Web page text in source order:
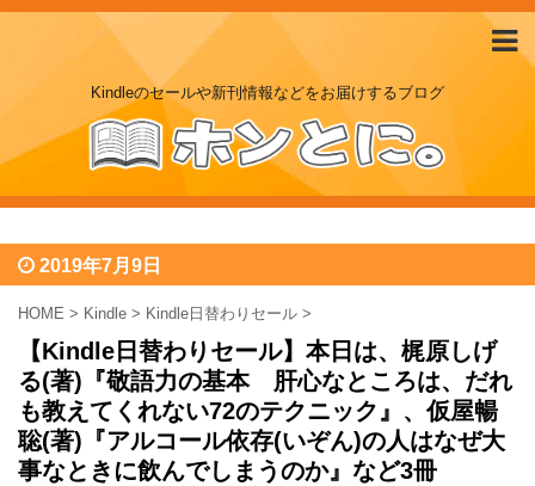
Kindleのセールや新刊情報などをお届けするブログ
2019年7月9日
HOME > Kindle > Kindle日替わりセール >
【Kindle日替わりセール】本日は、梶原しげ
る(著)『敬語力の基本 肝心なところは、だれ
も教えてくれない72のテクニック』、仮屋暢
聡(著)『アルコール依存(いぞん)の人はなぜ大
事なときに飲んでしまうのか』など3冊